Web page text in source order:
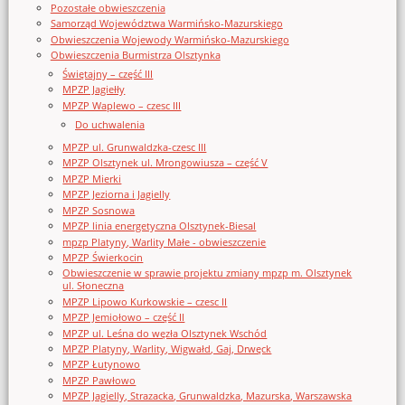
Pozostałe obwieszczenia
Samorząd Województwa Warmińsko-Mazurskiego
Obwieszczenia Wojewody Warmińsko-Mazurskiego
Obwieszczenia Burmistrza Olsztynka
Świętajny – część III
MPZP Jagiełły
MPZP Waplewo – czesc III
Do uchwalenia
MPZP ul. Grunwaldzka-czesc III
MPZP Olsztynek ul. Mrongowiusza – część V
MPZP Mierki
MPZP Jeziorna i Jagielly
MPZP Sosnowa
MPZP linia energetyczna Olsztynek-Biesal
mpzp Platyny, Warlity Małe - obwieszczenie
MPZP Świerkocin
Obwieszczenie w sprawie projektu zmiany mpzp m. Olsztynek
ul. Słoneczna
MPZP Lipowo Kurkowskie – czesc II
MPZP Jemiołowo – część II
MPZP ul. Leśna do węzła Olsztynek Wschód
MPZP Platyny, Warlity, Wigwałd, Gaj, Drwęck
MPZP Łutynowo
MPZP Pawłowo
MPZP Jagielly, Strazacka, Grunwaldzka, Mazurska, Warszawska